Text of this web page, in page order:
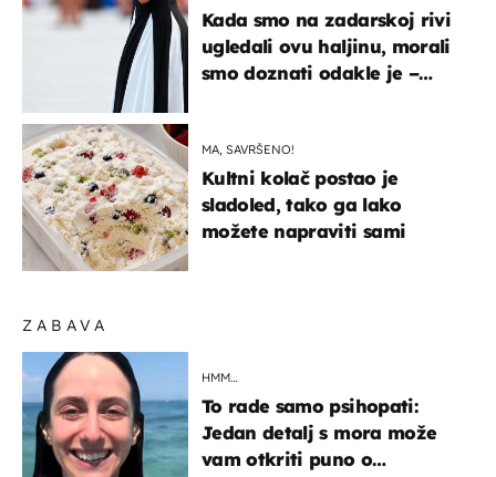
ZABAVA
HMM…
To rade samo psihopati:
Jedan detalj s mora može
vam otkriti puno o
Kada smo na zadarskoj rivi
ugledali ovu haljinu, morali
smo doznati odakle je –
MA, SAVRŠENO!
Kultni kolač postao je
sladoled, tako ga lako
možete napraviti sami